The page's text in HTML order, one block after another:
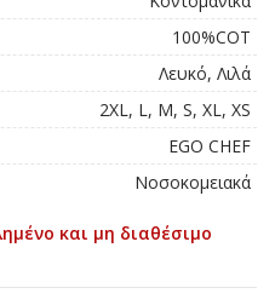
100%COT
Λευκό, Λιλά
2XL, L, M, S, XL, XS
EGO CHEF
Νοσοκομειακά
και μη διαθέσιμο